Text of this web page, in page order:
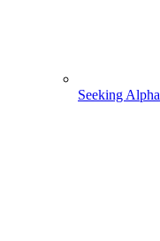
Seeking Alpha